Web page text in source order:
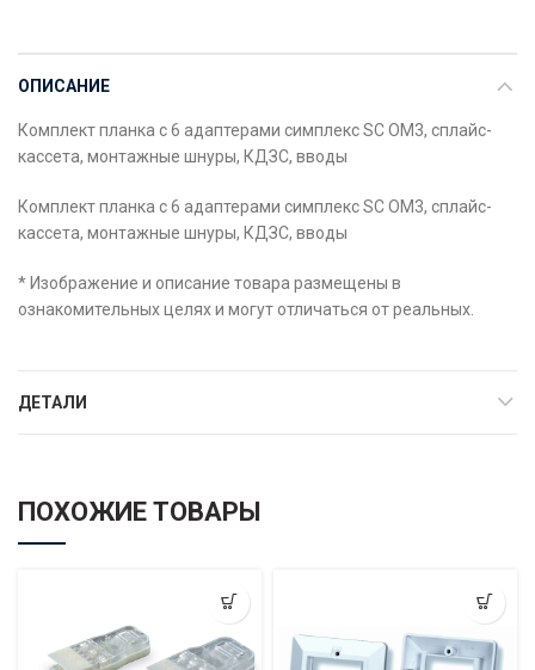
ОПИСАНИЕ
Комплект планка с 6 адаптерами симплекс SC OM3, сплайс-
кассета, монтажные шнуры, КДЗС, вводы
Комплект планка с 6 адаптерами симплекс SC OM3, сплайс-
кассета, монтажные шнуры, КДЗС, вводы
* Изображение и описание товара размещены в
ознакомительных целях и могут отличаться от реальных.
ДЕТАЛИ
ПОХОЖИЕ ТОВАРЫ